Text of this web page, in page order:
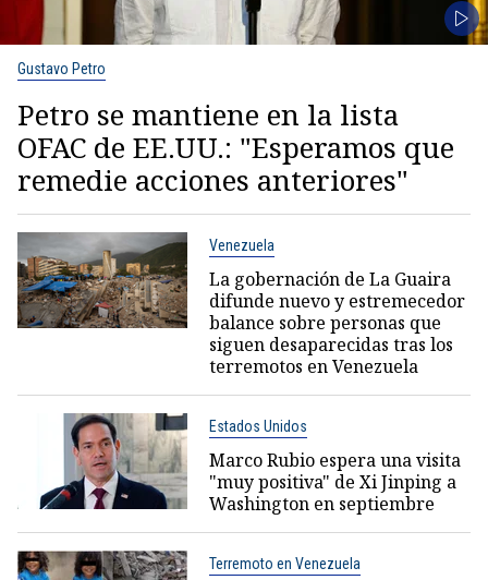
Gustavo Petro
Petro se mantiene en la lista
OFAC de EE.UU.: "Esperamos que
remedie acciones anteriores"
Venezuela
La gobernación de La Guaira
difunde nuevo y estremecedor
balance sobre personas que
siguen desaparecidas tras los
terremotos en Venezuela
Estados Unidos
Marco Rubio espera una visita
"muy positiva" de Xi Jinping a
Washington en septiembre
Terremoto en Venezuela